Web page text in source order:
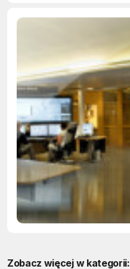
Zobacz więcej w kategorii: